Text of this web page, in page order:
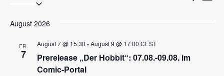
August 2026
FR.
7
Prerelease „Der Hobbit“: 07.08.-09.08. im
Comic-Portal
August 7 @ 15:30 -August 9 @ 17:00 CEST